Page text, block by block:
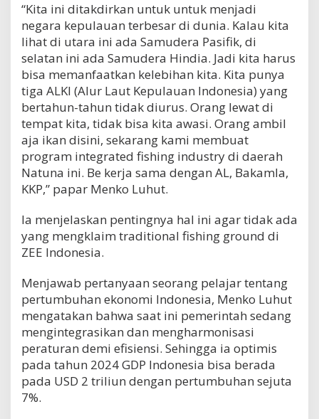
“Kita ini ditakdirkan untuk untuk menjadi
negara kepulauan terbesar di dunia. Kalau kita
lihat di utara ini ada Samudera Pasifik, di
selatan ini ada Samudera Hindia. Jadi kita harus
bisa memanfaatkan kelebihan kita. Kita punya
tiga ALKI (Alur Laut Kepulauan Indonesia) yang
bertahun-tahun tidak diurus. Orang lewat di
tempat kita, tidak bisa kita awasi. Orang ambil
aja ikan disini, sekarang kami membuat
program integrated fishing industry di daerah
Natuna ini. Be kerja sama dengan AL, Bakamla,
KKP,” papar Menko Luhut.
Ia menjelaskan pentingnya hal ini agar tidak ada
yang mengklaim traditional fishing ground di
ZEE Indonesia.
Menjawab pertanyaan seorang pelajar tentang
pertumbuhan ekonomi Indonesia, Menko Luhut
mengatakan bahwa saat ini pemerintah sedang
mengintegrasikan dan mengharmonisasi
peraturan demi efisiensi. Sehingga ia optimis
pada tahun 2024 GDP Indonesia bisa berada
pada USD 2 triliun dengan pertumbuhan sejuta
7%.